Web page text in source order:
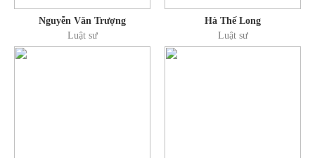
Nguyễn Văn Trượng
Luật sư
Hà Thế Long
Luật sư